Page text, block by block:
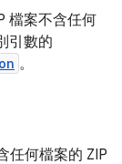
檔案不含任何
引數的
。
任何檔案的 ZIP